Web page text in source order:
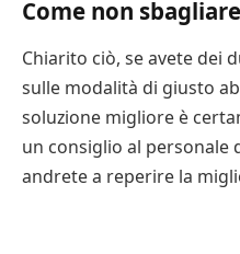
Come non
Chiarito ciò, se avete dei
sulle modalità di giusto
soluzione migliore è
un consiglio al personale
andrete a reperire la